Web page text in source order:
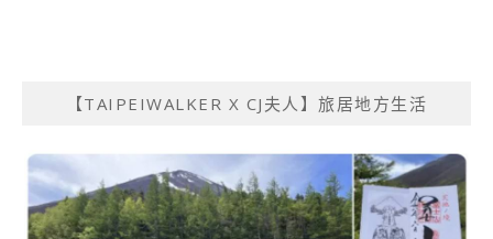
【TAIPEIWALKER X CJ夫人】旅居地方生活